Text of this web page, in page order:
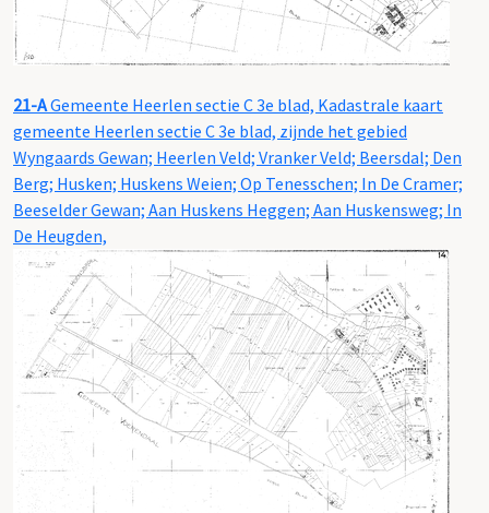
21-AGemeente Heerlen sectie C 3e blad, Kadastrale kaart
gemeente Heerlen sectie C 3e blad, zijnde het gebied
Wyngaards Gewan; Heerlen Veld; Vranker Veld; Beersdal; Den
Berg; Husken; Huskens Weien; Op Tenesschen; In De Cramer;
Beeselder Gewan; Aan Huskens Heggen; Aan Huskensweg; In
De Heugden,